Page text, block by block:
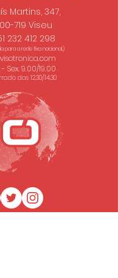
Martins, 347,
719 Viseu
232 412 298
para a rede fixa nacional.)
- Sex. 9.00/19.00
das 12.30/14.30